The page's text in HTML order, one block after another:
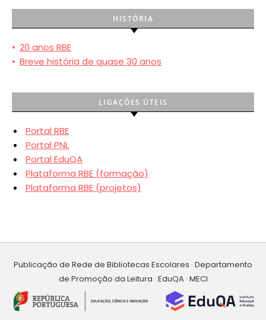
HISTÓRIA
• 20 anos RBE
• Breve história de quase 30 anos
LIGAÇÕES ÚTEIS
Portal RBE
Portal PNL
Portal EduQA
Plataforma RBE (formação)
Plataforma RBE (projetos)
Publicação de Rede de Bibliotecas Escolares · Departamento
de Promoção da Leitura · EduQA · MECI